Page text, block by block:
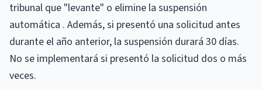
tribunal que "levante" o elimine la suspensión
automática . Además, si presentó una solicitud antes
durante el año anterior, la suspensión durará 30 días.
No se implementará si presentó la solicitud dos o más
veces.